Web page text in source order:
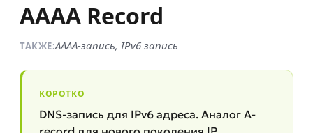
AAAA Record
ТАКЖЕ:AAAA-запись, IPv6 запись
КОРОТКО
DNS-запись для IPv6 адреса. Аналог A-